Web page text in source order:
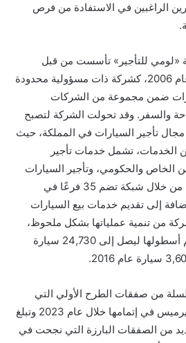
الراغبين في الاستفادة من فرص
«لومي للتأجير» تأسست من قبل
مجموعة «سيرا القابضة» عام 2006، كشركة ذات مسؤولية محدودة
ضمن مجموعة من الشركات
والسفر. وقد تحولت الشركة لتصبح
تأجير السيارات في المملكة، حيث
الخدمات، تشمل خدمات تأجير
الخاص والحكومي، وتأجير السيارات
عبر القنوات الرقمية، وذلك من خلال شبكة تضم 35 فرعًا في
إلى تقديم خدمات بيع السيارات
من تنمية عملياتها بشكل ملحوظ،
وهو ما انعكس في نمو حجم أسطولها ليصل إلى 24,730 سيارة
من صفقات الطرح الأولي التي
نجحت شركة إي اف چي هيرميس في إتمامها خلال عام 2023 وتبلغ
من الصفقات البارزة التي نجحت في